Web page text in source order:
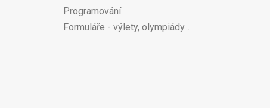
Programování
Formuláře - výlety, olympiády...